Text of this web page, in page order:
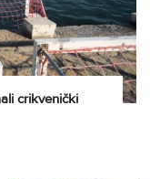
crikvenički